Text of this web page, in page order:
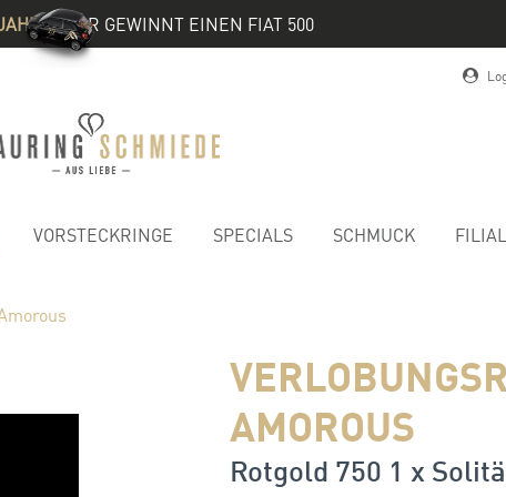
& IHR GEWINNT EINEN FIAT 500
VORSTECKRINGE SPECIALS SCHMUCK
AMOROUS
Rotgold 750 1 x